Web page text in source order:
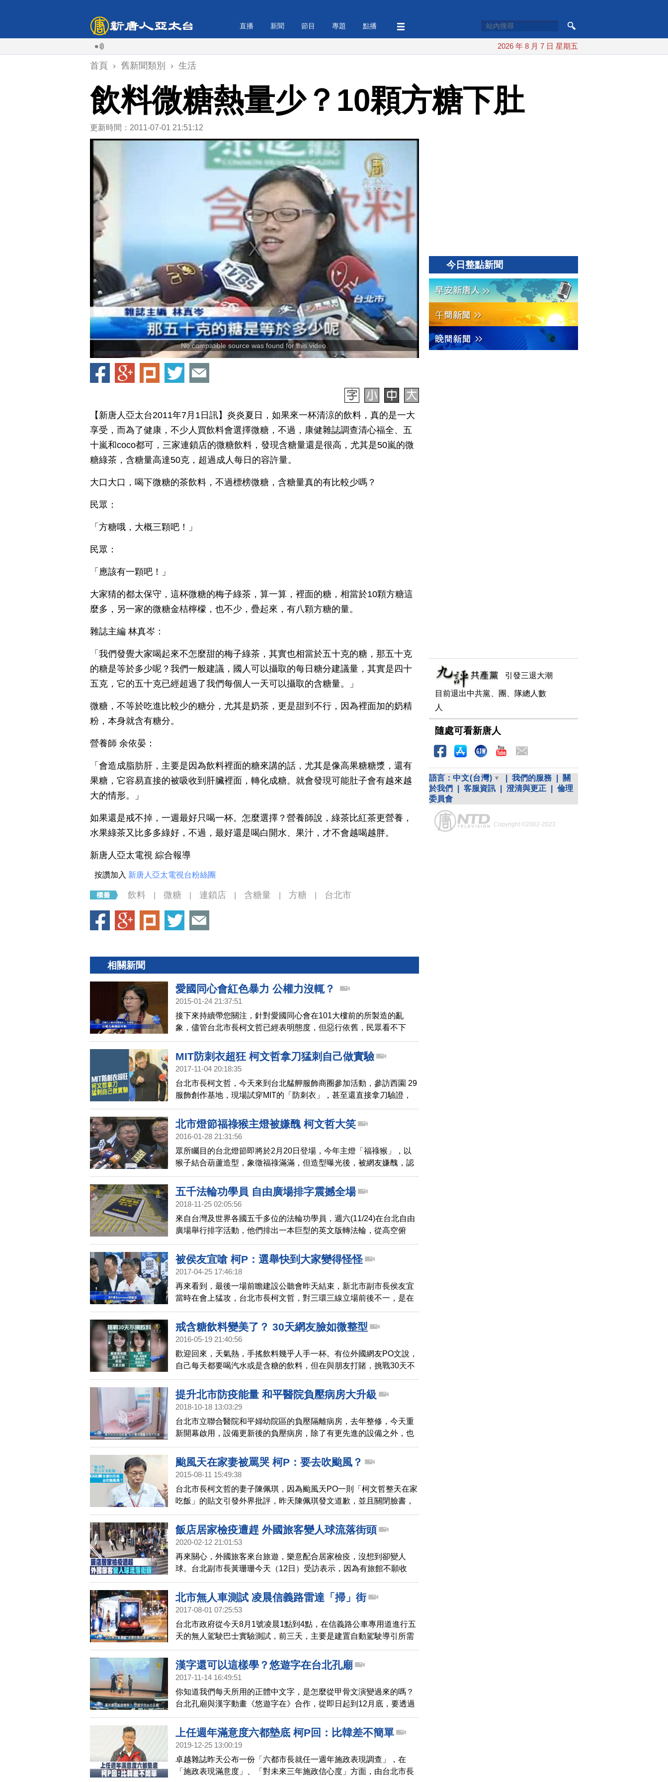
直播 新聞 節目 專題 點播
2026 年 8 月 7 日 星期五
首頁 › 舊新聞類別 › 生活
飲料微糖熱量少？10顆方糖下肚
更新時間：2011-07-01 21:51:12
No compatible source was found for this video.
【新唐人亞太台2011年7月1日訊】炎炎夏日，如果來一杯清涼的飲料，真的是一大
享受，而為了健康，不少人買飲料會選擇微糖，不過，康健雜誌調查清心福全、五
十嵐和coco都可，三家連鎖店的微糖飲料，發現含糖量還是很高，尤其是50嵐的微
糖綠茶，含糖量高達50克，超過成人每日的容許量。
大口大口，喝下微糖的茶飲料，不過標榜微糖，含糖量真的有比較少嗎？
民眾：
「方糖哦，大概三顆吧！」
民眾：
「應該有一顆吧！」
大家猜的都太保守，這杯微糖的梅子綠茶，算一算，裡面的糖，相當於10顆方糖這
麼多，另一家的微糖金桔檸檬，也不少，疊起來，有八顆方糖的量。
雜誌主編 林真岑：
「我們發覺大家喝起來不怎麼甜的梅子綠茶，其實也相當於五十克的糖，那五十克
的糖是等於多少呢？我們一般建議，國人可以攝取的每日糖分建議量，其實是四十
五克，它的五十克已經超過了我們每個人一天可以攝取的含糖量。」
微糖，不等於吃進比較少的糖分，尤其是奶茶，更是甜到不行，因為裡面加的奶精
粉，本身就含有糖分。
營養師 余依晏：
「會造成脂肪肝，主要是因為飲料裡面的糖來講的話，尤其是像高果糖糖漿，還有
果糖，它容易直接的被吸收到肝臟裡面，轉化成糖。就會發現可能肚子會有越來越
大的情形。」
如果還是戒不掉，一週最好只喝一杯。怎麼選擇？營養師說，綠茶比紅茶更營養，
水果綠茶又比多多綠好，不過，最好還是喝白開水、果汁，才不會越喝越胖。
新唐人亞太電視 綜合報導
按讚加入 新唐人亞太電視台粉絲團
飲料 微糖 連鎖店 含糖量 方糖 台北市
相關新聞
愛國同心會紅色暴力 公權力沒輒？
2015-01-24 21:37:51
接下來持續帶您關注，針對愛國同心會在101大樓前的所製造的亂
象，儘管台北市長柯文哲已經表明態度，但惡行依舊，民眾看不下
去，想要問，台灣的公權力，究竟為何沒有辦法處理愛國同心會的亂
象？
MIT防刺衣超狂 柯文哲拿刀猛刺自己做實驗
2017-11-04 20:18:35
台北市長柯文哲，今天來到台北艋舺服飾商圈參加活動，參訪西園 29
服飾創作基地，現場試穿MIT的「防刺衣」，甚至還直接拿刀驗證，
把刀都刺彎了，讓柯文哲直誇台灣紡織業很厲害。
北市燈節福祿猴主燈被嫌醜 柯文哲大笑
2016-01-28 21:31:56
眾所矚目的台北燈節即將於2月20日登場，今年主燈「福祿猴」，以
猴子結合葫蘆造型，象徵福祿滿滿，但造型曝光後，被網友嫌醜，認
為今年主燈設計實在欠缺美感。
五千法輪功學員 自由廣場排字震撼全場
2018-11-25 02:05:56
來自台灣及世界各國五千多位的法輪功學員，週六(11/24)在台北自由
廣場舉行排字活動，他們排出一本巨型的英文版轉法輪，從高空俯
看，景象相當殊勝壯觀，讓許多遊客震撼不已 。
被侯友宜嗆 柯P：選舉快到大家變得怪怪
2017-04-25 17:46:18
再來看到，最後一場前瞻建設公聽會昨天結束，新北市副市長侯友宜
當時在會上猛攻，台北市長柯文哲，對三環三線立場前後不一，是在
「說瘋話」，柯文哲今天受訪時只說，「選舉快到大家都變得怪怪
的」，並否認他有針對三環三線做出表態。
戒含糖飲料變美了？ 30天網友臉如微整型
2016-05-19 21:40:56
歡迎回來，天氣熱，手搖飲料幾乎人手一杯。有位外國網友PO文說，
自己每天都要喝汽水或是含糖的飲料，但在與朋友打賭，挑戰30天不
喝含糖飲料後，發現自己的黑眼圈、痘痘、全不翼而飛，整個人都精
神起來了，真的有這麼神奇嗎？我們實際請教醫生。
提升北市防疫能量 和平醫院負壓病房大升級
2018-10-18 13:03:29
台北市立聯合醫院和平婦幼院區的負壓隔離病房，去年整修，今天重
新開幕啟用，設備更新後的負壓病房，除了有更先進的設備之外，也
大大的提升了台北地區，面對高傳染性疾病的救治、應變能力。
颱風天在家妻被罵哭 柯P：要去吹颱風？
2015-08-11 15:49:38
台北市長柯文哲的妻子陳佩琪，因為颱風天PO一則「柯文哲整天在家
吃飯」的貼文引發外界批評，昨天陳佩琪發文道歉，並且關閉臉書，
今天，柯文哲被媒體問到時表示，不管市長人在哪裡，只要能指揮就
好了，「你要叫市長去吹颱風嗎？」
飯店居家檢疫遭趕 外國旅客變人球流落街頭
2020-02-12 21:01:53
再來關心，外國旅客來台旅遊，樂意配合居家檢疫，沒想到卻變人
球。台北副市長黃珊珊今天（12日）受訪表示，因為有旅館不願收
容，導致外國旅客成了「人球」，有可能成為防疫漏洞。
北市無人車測試 凌晨信義路雷達「掃」街
2017-08-01 07:25:53
台北市政府從今天8月1號凌晨1點到4點，在信義路公車專用道進行五
天的無人駕駛巴士實驗測試，前三天，主要是建置自動駕駛導引所需
要的相關圖資與路徑規劃，並針對公車專用道配置 及系統契合度等相
關技術進行整合測試，後兩天為社會接受度測試，蒐集使用者經驗。
接下來會再檢討測試結果，並思考未來怎麼走。
漢字還可以這樣學？悠遊字在台北孔廟
2017-11-14 16:49:51
你知道我們每天所用的正體中文字，是怎麼從甲骨文演變過來的嗎？
台北孔廟與漢字動畫《悠遊字在》合作，從即日起到12月底，要透過
動畫的方式，讓來參觀孔廟的民眾，用輕鬆的方式了解漢字的由來和
背後有趣的故事。
上任週年滿意度六都墊底 柯P回：比韓差不簡單
2019-12-25 13:00:19
卓越雜誌昨天公布一份「六都市長就任一週年施政表現調查」，在
「施政表現滿意度」、「對未來三年施政信心度」方面，由台北市長
今日整點新聞
引發三退大潮
目前退出中共黨、團、隊總人數
人
隨處可看新唐人
語言： 中文(台灣) 我們的服務
關
於我們
客服資訊 澄清與更正
倫理
委員會
Copyright ©2002-2023